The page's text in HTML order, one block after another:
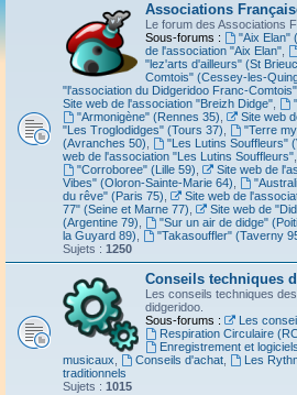
Associations
Le forum des Associations
Sous-forums :
"Aix Elan"
de l'association "Aix Elan"
"lez'arts d'ailleurs" (St
Comtois" (Cessey-les-
"l'association du Didgeridoo Franc-Comtois"
Site web de l'association "Breizh Didge"
"Armonigène" (Rennes 35)
Site web
"Les Troglodidges" (Tours 37)
"Terre
(Avranches 50)
"Les Lutins Souffleurs"
web de l'association "Les Lutins Souffleurs"
"Corroboree" (Lille 59)
Site web de
Vibes" (Oloron-Sainte-Marie 64)
du rêve" (Paris 75)
Site web de
77" (Seine et Marne 77)
Site web de
(Argentine 79)
"Sur un air de didge"
la Guyard 89)
"Takasouffler" (Taverny
Sujets : 1250
Conseils techniques
Les conseils techniques
didgeridoo.
Sous-forums :
Les
Respiration Circulaire
Enregistrement et
musicaux
Conseils d'achat, Les
traditionnels
Sujets : 1015